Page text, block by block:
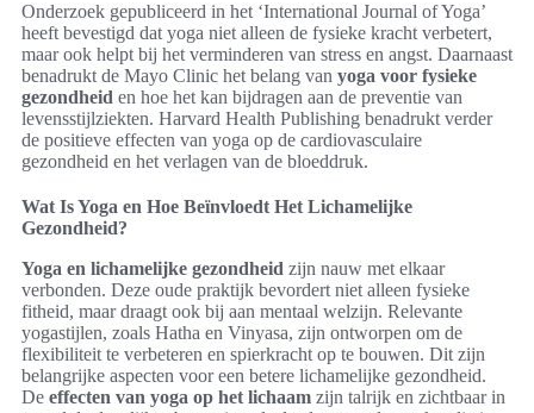
Onderzoek gepubliceerd in het ‘International Journal of Yoga’
heeft bevestigd dat yoga niet alleen de fysieke kracht verbetert,
maar ook helpt bij het verminderen van stress en angst. Daarnaast
benadrukt de Mayo Clinic het belang van yoga voor fysieke
gezondheid en hoe het kan bijdragen aan de preventie van
levensstijlziekten. Harvard Health Publishing benadrukt verder
de positieve effecten van yoga op de cardiovasculaire
gezondheid en het verlagen van de bloeddruk.
Wat Is Yoga en Hoe Beïnvloedt Het Lichamelijke
Gezondheid?
Yoga en lichamelijke gezondheid zijn nauw met elkaar
verbonden. Deze oude praktijk bevordert niet alleen fysieke
fitheid, maar draagt ook bij aan mentaal welzijn. Relevante
yogastijlen, zoals Hatha en Vinyasa, zijn ontworpen om de
flexibiliteit te verbeteren en spierkracht op te bouwen. Dit zijn
belangrijke aspecten voor een betere lichamelijke gezondheid.
De effecten van yoga op het lichaam zijn talrijk en zichtbaar in